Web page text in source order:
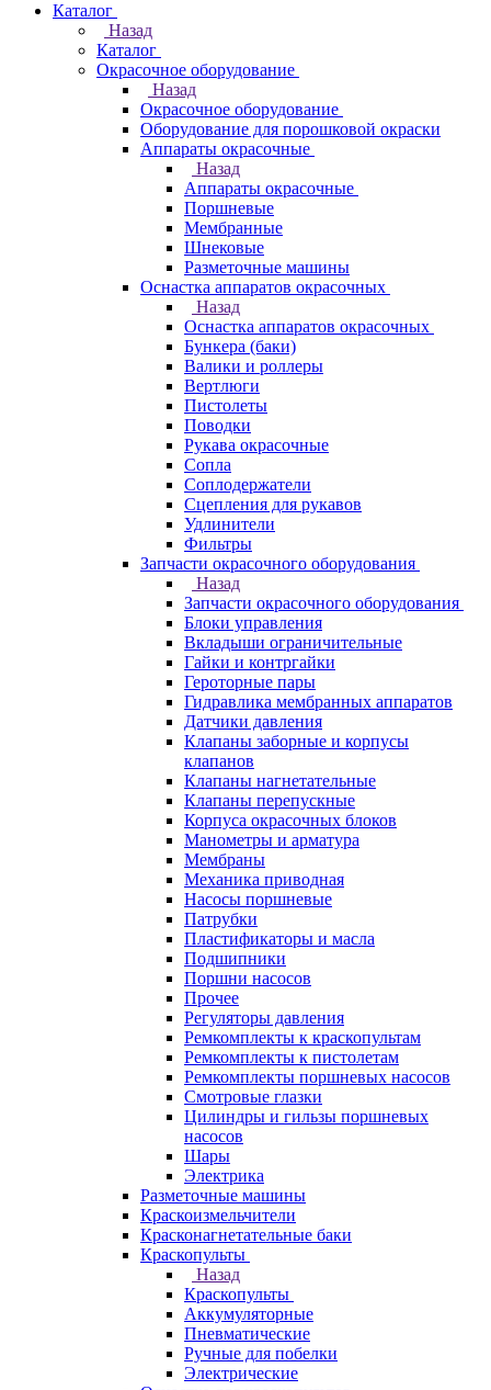
Каталог
Назад
Каталог
Окрасочное оборудование
Назад
Окрасочное оборудование
Оборудование для порошковой окраски
Аппараты окрасочные
Назад
Аппараты окрасочные
Поршневые
Мембранные
Шнековые
Разметочные машины
Оснастка аппаратов окрасочных
Назад
Оснастка аппаратов окрасочных
Бункера (баки)
Валики и роллеры
Вертлюги
Пистолеты
Поводки
Рукава окрасочные
Сопла
Соплодержатели
Сцепления для рукавов
Удлинители
Фильтры
Запчасти окрасочного оборудования
Назад
Запчасти окрасочного оборудования
Блоки управления
Вкладыши ограничительные
Гайки и контргайки
Героторные пары
Гидравлика мембранных аппаратов
Датчики давления
Клапаны заборные и корпусы
клапанов
Клапаны нагнетательные
Клапаны перепускные
Корпуса окрасочных блоков
Манометры и арматура
Мембраны
Механика приводная
Насосы поршневые
Патрубки
Пластификаторы и масла
Подшипники
Поршни насосов
Прочее
Регуляторы давления
Ремкомплекты к краскопультам
Ремкомплекты к пистолетам
Ремкомплекты поршневых насосов
Смотровые глазки
Цилиндры и гильзы поршневых
насосов
Шары
Электрика
Разметочные машины
Краскоизмельчители
Красконагнетательные баки
Краскопульты
Назад
Краскопульты
Аккумуляторные
Пневматические
Ручные для побелки
Электрические